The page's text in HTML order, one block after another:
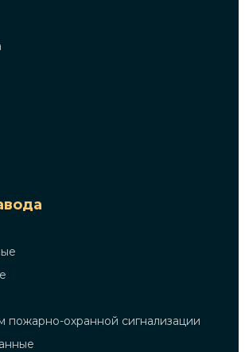
пожарно-охранной сигнализации